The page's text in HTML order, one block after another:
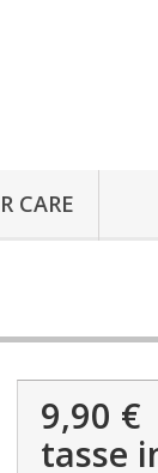
CARE
9,90 €
tasse